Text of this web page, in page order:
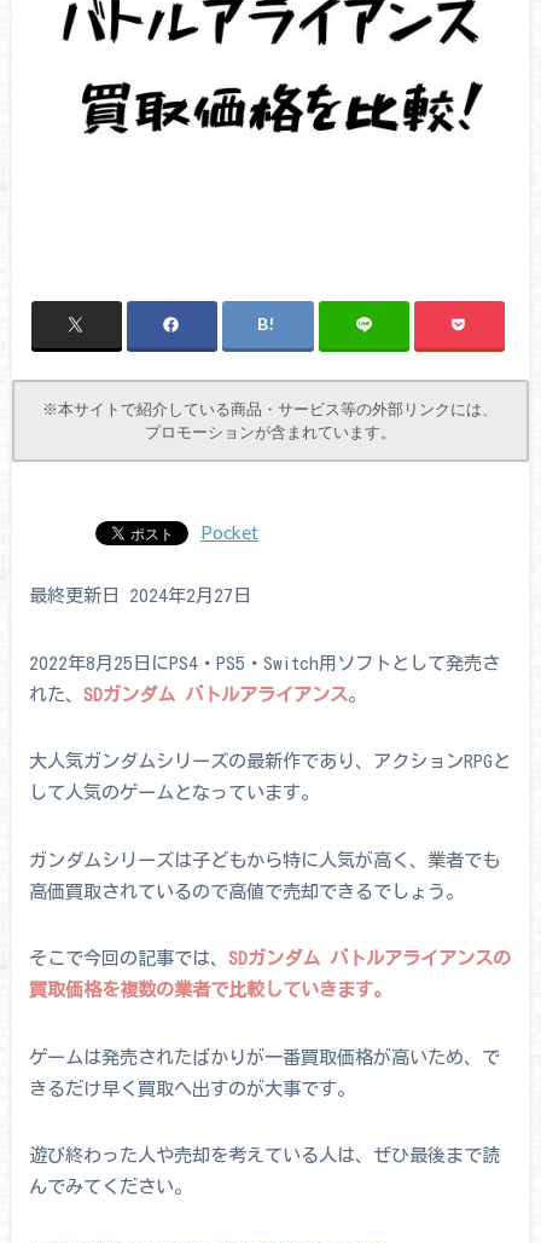
※本サイトで紹介している商品・サービス等の外部リンクには、
プロモーションが含まれています。
Pocket
最終更新日 2024年2月27日
2022年8月25日にPS4・PS5・Switch用ソフトとして発売さ
れた、 SDガンダム バトルアライアンス。
大人気ガンダムシリーズの最新作であり、アクションRPGと
して人気のゲームとなっています。
ガンダムシリーズは子どもから特に人気が高く、業者でも
高価買取されているので高値で売却できるでしょう。
そこで今回の記事では、 SDガンダム バトルアライアンスの
買取価格を複数の業者で比較していきます。
ゲームは発売されたばかりが一番買取価格が高いため、で
きるだけ早く買取へ出すのが大事です。
遊び終わった人や売却を考えている人は、ぜひ最後まで読
んでみてください。